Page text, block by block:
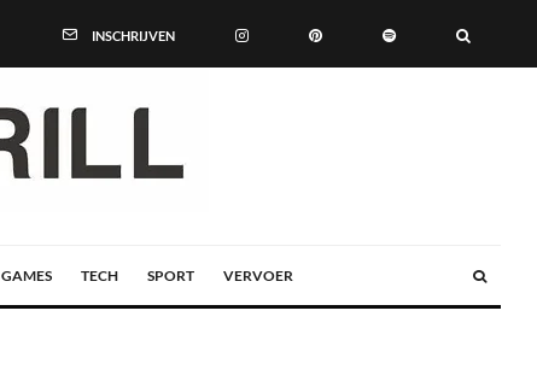
INSCHRIJVEN
GAMES TECH SPORT VERVOER